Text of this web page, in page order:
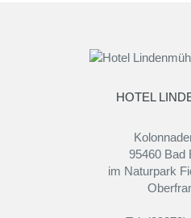
HOTEL
95460 Bad
im Naturpark